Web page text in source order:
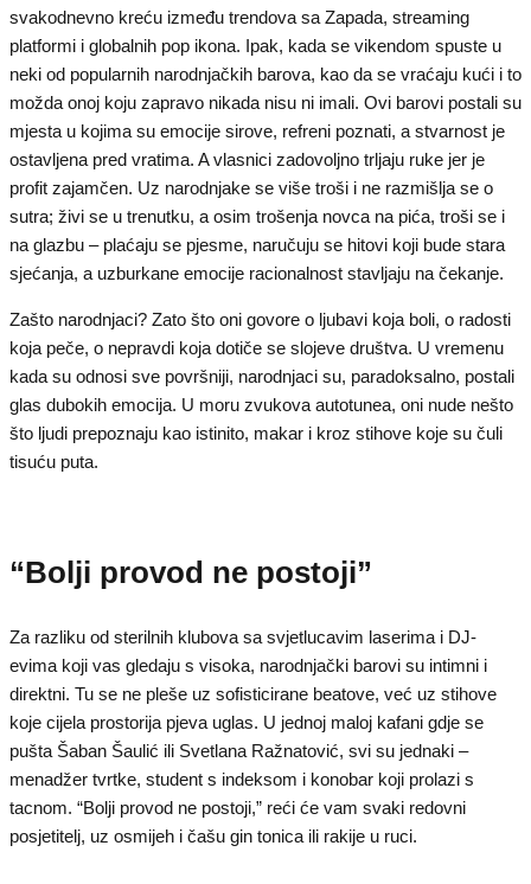
svakodnevno kreću između trendova sa Zapada, streaming
platformi i globalnih pop ikona. Ipak, kada se vikendom spuste u
neki od popularnih narodnjačkih barova, kao da se vraćaju kući i to
možda onoj koju zapravo nikada nisu ni imali. Ovi barovi postali su
mjesta u kojima su emocije sirove, refreni poznati, a stvarnost je
ostavljena pred vratima. A vlasnici zadovoljno trljaju ruke jer je
profit zajamčen. Uz narodnjake se više troši i ne razmišlja se o
sutra; živi se u trenutku, a osim trošenja novca na pića, troši se i
na glazbu – plaćaju se pjesme, naručuju se hitovi koji bude stara
sjećanja, a uzburkane emocije racionalnost stavljaju na čekanje.
Zašto narodnjaci? Zato što oni govore o ljubavi koja boli, o radosti
koja peče, o nepravdi koja dotiče se slojeve društva. U vremenu
kada su odnosi sve površniji, narodnjaci su, paradoksalno, postali
glas dubokih emocija. U moru zvukova autotunea, oni nude nešto
što ljudi prepoznaju kao istinito, makar i kroz stihove koje su čuli
tisuću puta.
“Bolji provod ne postoji”
Za razliku od sterilnih klubova sa svjetlucavim laserima i DJ-
evima koji vas gledaju s visoka, narodnjački barovi su intimni i
direktni. Tu se ne pleše uz sofisticirane beatove, već uz stihove
koje cijela prostorija pjeva uglas. U jednoj maloj kafani gdje se
pušta Šaban Šaulić ili Svetlana Ražnatović, svi su jednaki –
menadžer tvrtke, student s indeksom i konobar koji prolazi s
tacnom. “Bolji provod ne postoji,” reći će vam svaki redovni
posjetitelj, uz osmijeh i čašu gin tonica ili rakije u ruci.